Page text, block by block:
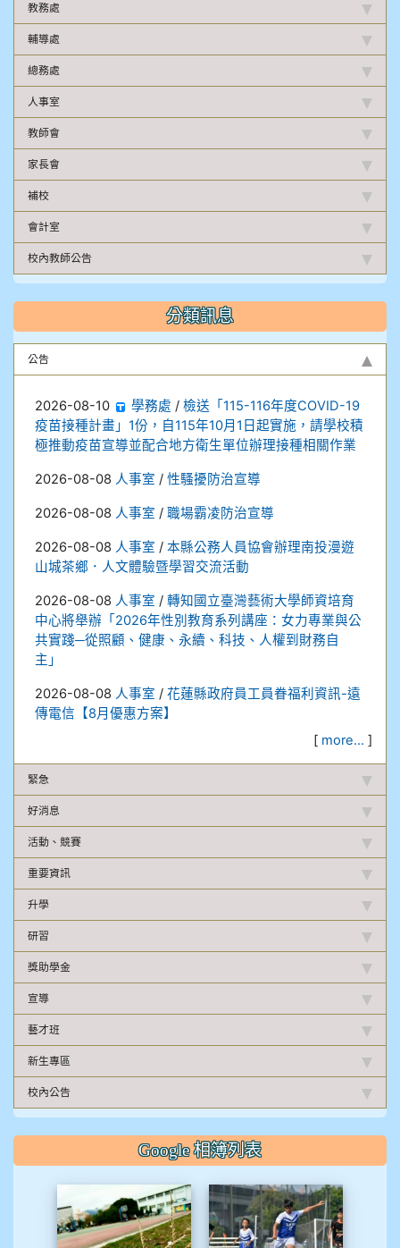
教務處
輔導處
總務處
人事室
教師會
家長會
補校
會計室
校內教師公告
分類訊息
公告
2026-08-10 學務處 / 檢送「115-116年度COVID-19
疫苗接種計畫」1份，自115年10月1日起實施，請學校積
極推動疫苗宣導並配合地方衛生單位辦理接種相關作業
2026-08-08 人事室 / 性騷擾防治宣導
2026-08-08 人事室 / 職場霸凌防治宣導
2026-08-08 人事室 / 本縣公務人員協會辦理南投漫遊
山城茶鄉．人文體驗暨學習交流活動
2026-08-08 人事室 / 轉知國立臺灣藝術大學師資培育
中心將舉辦「2026年性別教育系列講座：女力專業與公
共實踐─從照顧、健康、永續、科技、人權到財務自
主」
2026-08-08 人事室 / 花蓮縣政府員工員眷福利資訊-遠
傳電信【8月優惠方案】
[ more... ]
緊急
好消息
活動、競賽
重要資訊
升學
研習
獎助學金
宣導
藝才班
新生專區
校內公告
Google 相簿列表
校園十年之美 足球隊